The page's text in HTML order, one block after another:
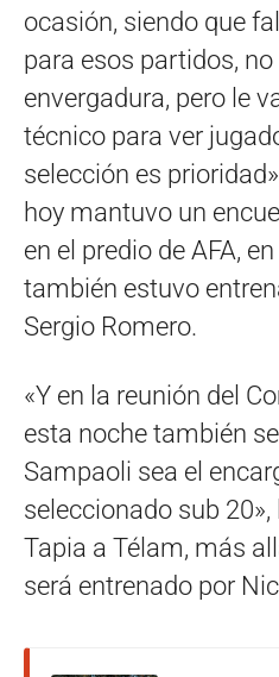
ocasión, siendo que
para esos partidos,
envergadura, pero le
técnico para ver
selección es
hoy mantuvo un
en el predio de AFA,
también estuvo
Sergio Romero.
«Y en la reunión del
esta noche también
Sampaoli sea el
seleccionado sub 20»,
Tapia a Télam, más
será entrenado por